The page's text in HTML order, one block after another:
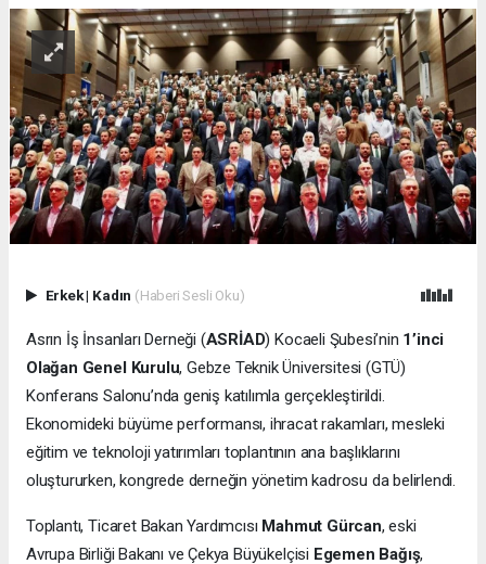
Erkek| Kadın (Haberi Sesli Oku)
Asrın İş İnsanları Derneği (ASRİAD) Kocaeli Şubesi’nin 1’inci
Olağan Genel Kurulu, Gebze Teknik Üniversitesi (GTÜ)
Konferans Salonu’nda geniş katılımla gerçekleştirildi.
Ekonomideki büyüme performansı, ihracat rakamları, mesleki
eğitim ve teknoloji yatırımları toplantının ana başlıklarını
oluştururken, kongrede derneğin yönetim kadrosu da belirlendi.
Toplantı, Ticaret Bakan Yardımcısı Mahmut Gürcan, eski
Avrupa Birliği Bakanı ve Çekya Büyükelçisi Egemen Bağış,